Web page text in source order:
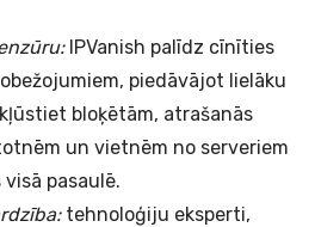
IPVanish palīdz cīnīties
piedāvājot lielāku
bloķētām, atrašanās
un vietnēm no serveriem
pasaulē.
tehnoloģiju eksperti,